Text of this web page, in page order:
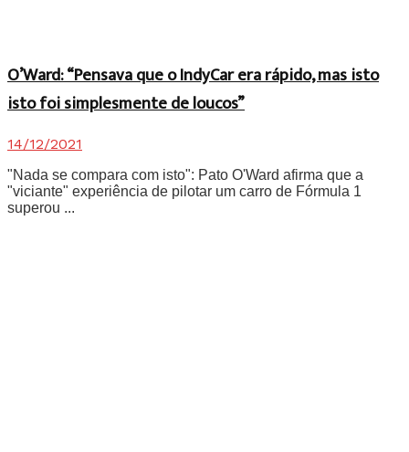
O’Ward: “Pensava que o IndyCar era rápido, mas isto
isto foi simplesmente de loucos”
14/12/2021
"Nada se compara com isto": Pato O'Ward afirma que a
"viciante" experiência de pilotar um carro de Fórmula 1
superou ...